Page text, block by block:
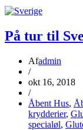
På tur til
Afadmin
/
okt 16, 2018
/
Åbent Hus,
krydderier,
specialøl,